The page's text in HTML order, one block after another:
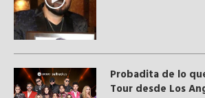
Probadita de lo
Tour desde Los